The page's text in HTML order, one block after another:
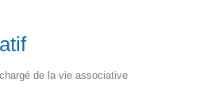
de la vie associative